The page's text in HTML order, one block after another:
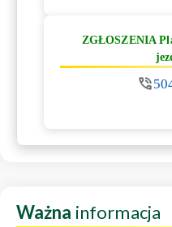
ZGŁOSZENIA
Ważna informacja